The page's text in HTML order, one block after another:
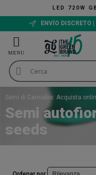
LED 720W
ENVÍO DISCRETO
Semi di Cannabis: Acquista
Semi
seeds